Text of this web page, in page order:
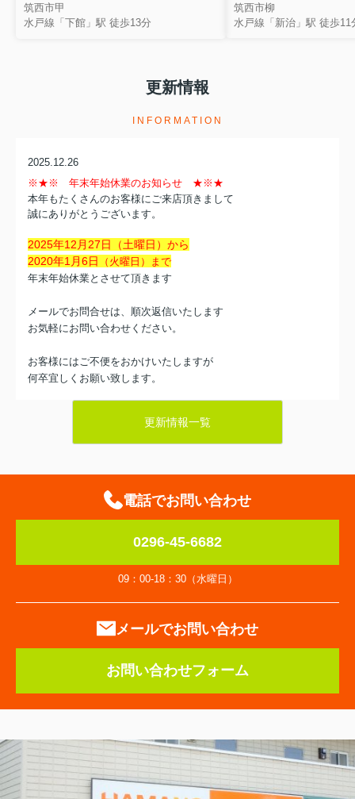
筑西市甲
水戸線「下館」駅 徒歩13分
筑西市柳
水戸線「新治」駅 徒歩11
更新情報
INFORMATION
2025.12.26
※ ★ ※ 年末年始休業のお知らせ ★ ※ ★
本年もたくさんのお客様にご来店頂きまして
誠にありがとうございます。
2025年12月27日（土曜日）から
2020年1月6日
（火曜日）まで
年末年始休業とさせて頂きます
メールでお問合せは、順次返信いたします
お気軽にお問い合わせください。
お客様にはご不便をおかけいたしますが
何卒宜しくお願い致します。
来年もよろしくお願いします。
2025.05.01
GW休暇のお知らせ
下記休暇とさせていただきます。
なお、5/8（木曜）から営業いたします。
お客様にはご不便をおかけしますが宜しくお願い致します。
ご返答は、営業開始後のご連絡となります
GW休暇のお知らせ
4/29（月曜）～5/6（月曜）まで
下記休暇とさせていただきます。
なお、5/7（火曜）から営業いたします。
お客様にはご不便をおかけしますが宜しくお願い致します。
更新情報一覧
電話でお問い合わせ
0296-45-6682
09：00-18：30（水曜日）
メールでお問い合わせ
お問い合わせフォーム